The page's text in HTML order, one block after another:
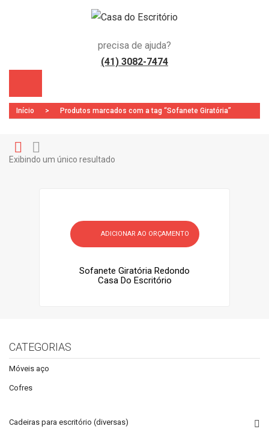
precisa de ajuda?
(41) 3082-7474
Início > Produtos marcados com a tag “Sofanete Giratória”
Exibindo um único resultado
ADICIONAR AO ORÇAMENTO
Sofanete Giratória Redondo
Casa Do Escritório
CATEGORIAS
Móveis aço
Cofres
Cadeiras para escritório (diversas)